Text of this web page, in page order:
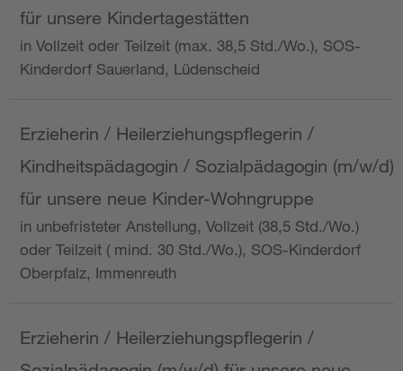
für unsere Kindertagestätten
in Vollzeit oder Teilzeit (max. 38,5 Std./Wo.), SOS-
Kinderdorf Sauerland, Lüdenscheid
Erzieherin / Heilerziehungspflegerin /
Kindheitspädagogin / Sozialpädagogin (m/w/d)
für unsere neue Kinder-Wohngruppe
in unbefristeter Anstellung, Vollzeit (38,5 Std./Wo.)
oder Teilzeit ( mind. 30 Std./Wo.), SOS-Kinderdorf
Oberpfalz, Immenreuth
Erzieherin / Heilerziehungspflegerin /